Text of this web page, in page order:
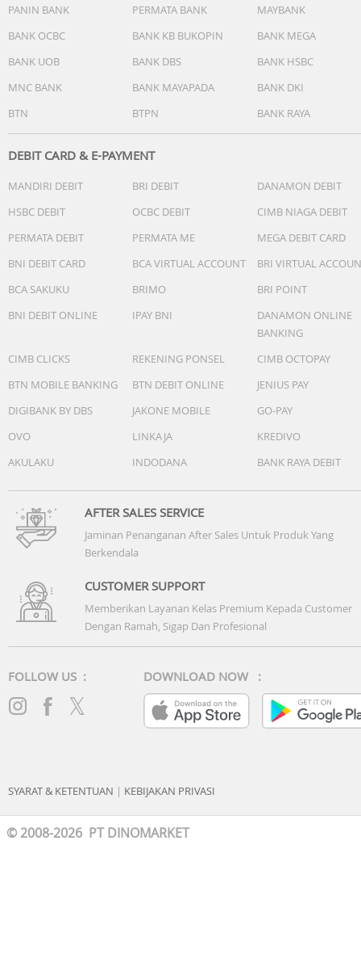
PANIN BANK
PERMATA BANK
MAYBANK
BANK OCBC
BANK KB BUKOPIN
BANK MEGA
BANK UOB
BANK DBS
BANK HSBC
MNC BANK
BANK MAYAPADA
BANK DKI
BTN
BTPN BANK RAYA
DEBIT CARD & E-PAYMENT
MANDIRI DEBIT BRI DEBIT
DANAMON DEBIT
HSBC DEBIT
OCBC DEBIT
CIMB NIAGA DEBIT
PERMATA DEBIT
PERMATA ME
MEGA DEBIT CARD
BNI DEBIT CARD
BCA VIRTUAL ACCOUNT
BRI VIRTUAL
BCA SAKUKU
BRIMO
BRI POINT
BNI DEBIT ONLINE
IPAY BNI
DANAMON ONLINE
BANKING
CIMB CLICKS
REKENING PONSEL
CIMB OCTOPAY
BTN MOBILE BANKING
BTN DEBIT ONLINE
JENIUS PAY
DIGIBANK BY DBS
JAKONE MOBILE
GO-PAY
OVO
LINKAJA
KREDIVO
AKULAKU
INDODANA BANK RAYA DEBIT
AFTER SALES SERVICE
Jaminan Penanganan After Sales Untuk Produk Yang
Berkendala
CUSTOMER SUPPORT
Memberikan Layanan Kelas Premium Kepada Customer
Dengan Ramah, Sigap Dan Profesional
FOLLOW US : DOWNLOAD NOW :
SYARAT & KETENTUAN | KEBIJAKAN PRIVASI
© 2008-2026 PT DINOMARKET